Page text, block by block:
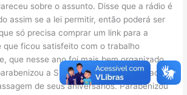
sobre o assunto. Disse que a rádio é
assim se a lei permitir, então poderá ser
só precisa comprar um link para a
que ficou satisfeito com o trabalho
que nesse ano foi mais bem organizado.
a Sra. Presidente e o Contador
de seus aniversários. Parabenizou